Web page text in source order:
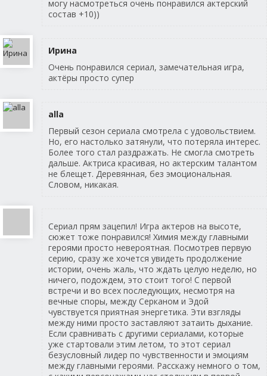
могу насмотреться очень понравился актерский
состав +10))
Ирина
Очень понравился сериал, замечательная игра,
актёры просто супер
alla
Первый сезон сериала смотрела с удовольствием.
Но, его настолько затянули, что потеряла интерес.
Более того стал раздражать. Не смогла смотреть
дальше. Актриса красивая, но актерским талантом
не блещет. Деревянная, без эмоциональная.
Словом, никакая.
Сериал прям зацепил! Игра актеров на высоте,
сюжет тоже понравился! Химия между главными
героями просто невероятная. Посмотрев первую
серию, сразу же хочется увидеть продолжение
истории, очень жаль, что ждать целую неделю, но
ничего, подождем, это стоит того! С первой
встречи и во всех последующих, несмотря на
вечные споры, между Серканом и Эдой
чувствуется приятная энергетика. Эти взгляды
между ними просто заставляют затаить дыхание.
Если сравнивать с другими сериалами, которые
уже стартовали этим летом, то этот сериал
безусловный лидер по чувственности и эмоциям
между главными героями. Расскажу немного о том,